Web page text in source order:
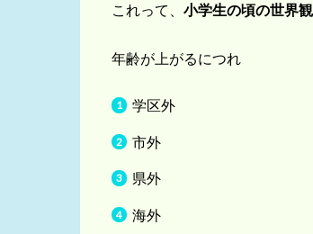
これって、 小学生の頃の世界観
年齢が上がるにつれ
学区外
市外
県外
海外